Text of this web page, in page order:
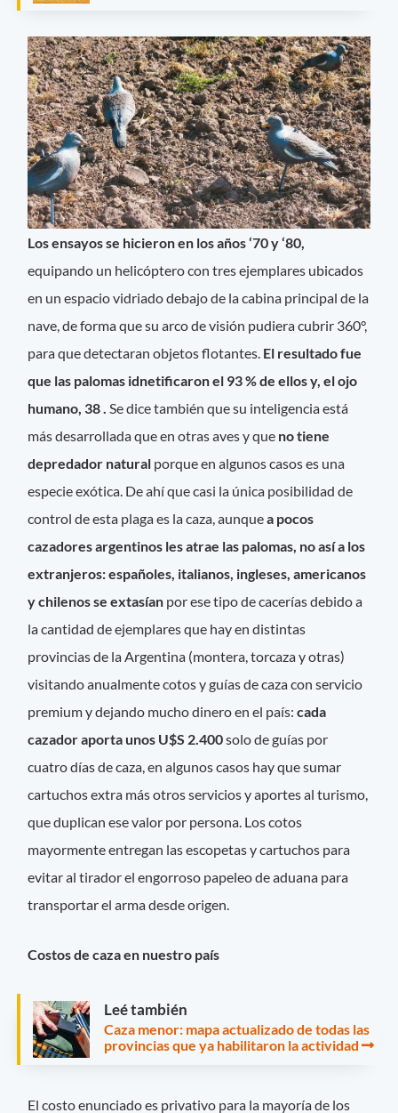
Los ensayos se hicieron en los años ‘70 y ‘80,
equipando un helicóptero con tres ejemplares ubicados
en un espacio vidriado debajo de la cabina principal de la
nave, de forma que su arco de visión pudiera cubrir 360°,
para que detectaran objetos flotantes. El resultado fue
que las palomas idnetificaron el 93 % de ellos y, el ojo
humano, 38 .Se dice también que su inteligencia está
más desarrollada que en otras aves y que no tiene
depredador natural porque en algunos casos es una
especie exótica. De ahí que casi la única posibilidad de
control de esta plaga es la caza, aunquea pocos
cazadores argentinos les atrae las palomas, no así a los
extranjeros: españoles, italianos, ingleses, americanos
y chilenos se extasían por ese tipo de cacerías debido a
la cantidad de ejemplares que hay en distintas
provincias de la Argentina (montera, torcaza y otras)
visitando anualmente cotos y guías de caza con servicio
premium y dejando mucho dinero en el país:cada
cazador aporta unos U$S 2.400solo de guías por
cuatro días de caza, en algunos casos hay que sumar
cartuchos extra más otros servicios y aportes al turismo,
que duplican ese valor por persona. Los cotos
mayormente entregan las escopetas y cartuchos para
evitar al tirador el engorroso papeleo de aduana para
transportar el arma desde origen.
Costos de caza en nuestro país
Leé también
Caza menor: mapa actualizado de todas las
provincias que ya habilitaron la actividad
El costo enunciado es privativo para la mayoría de los